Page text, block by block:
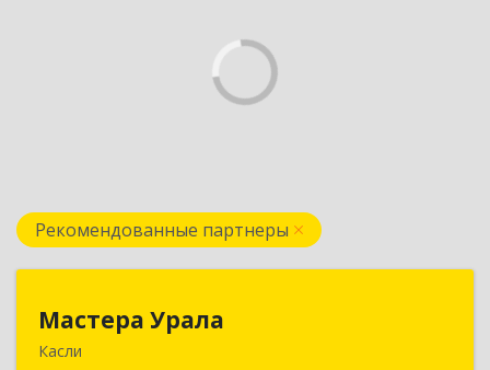
Рекомендованные партнеры
Мастера Урала
Касли456830, Челябинская обл., г. Касли, ул. Карла